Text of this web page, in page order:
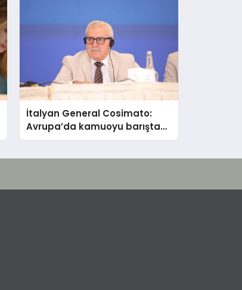
İtalyan General Cosimato:
Avrupa’da kamuoyu barıştan
yana